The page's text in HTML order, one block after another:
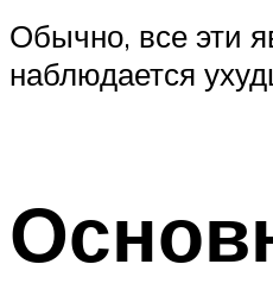
Обычно, все эти
наблюдается